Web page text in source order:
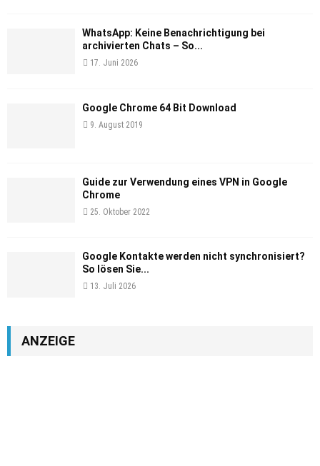
WhatsApp: Keine Benachrichtigung bei
archivierten Chats – So...
17. Juni 2026
Google Chrome 64 Bit Download
9. August 2019
Guide zur Verwendung eines VPN in Google
Chrome
25. Oktober 2022
Google Kontakte werden nicht synchronisiert?
So lösen Sie...
13. Juli 2026
ANZEIGE